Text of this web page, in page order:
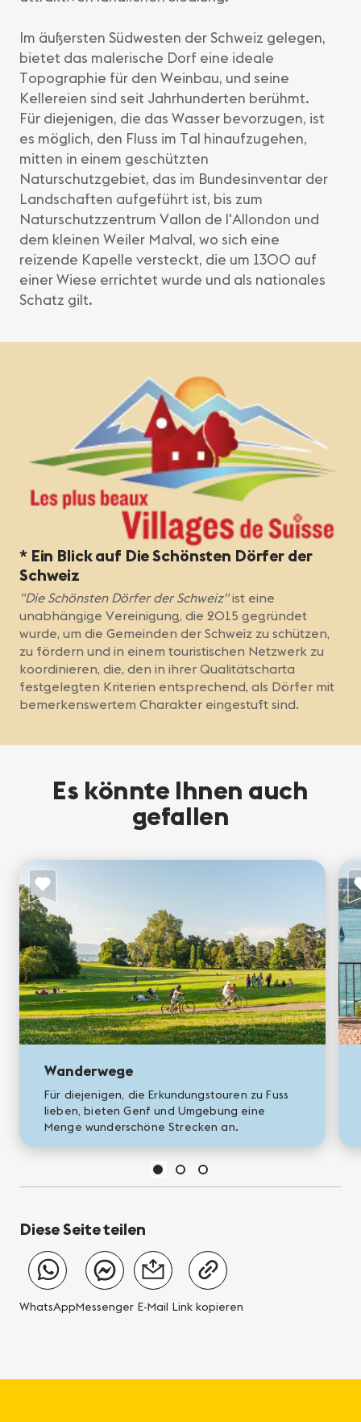
Im äußersten Südwesten der Schweiz gelegen,
bietet das malerische Dorf eine ideale
Topographie für den Weinbau, und seine
Kellereien sind seit Jahrhunderten berühmt.
Für diejenigen, die das Wasser bevorzugen, ist
es möglich, den Fluss im Tal hinaufzugehen,
mitten in einem geschützten
Naturschutzgebiet, das im Bundesinventar der
Landschaften aufgeführt ist, bis zum
Naturschutzzentrum Vallon de l'Allondon und
dem kleinen Weiler Malval, wo sich eine
reizende Kapelle versteckt, die um 1300 auf
einer Wiese errichtet wurde und als nationales
Schatz gilt.
* Ein Blick auf Die Schönsten Dörfer der
Schweiz
"Die Schönsten Dörfer der Schweiz"ist eine
unabhängige Vereinigung, die 2015 gegründet
wurde, um die Gemeinden der Schweiz zu schützen,
zu fördern und in einem touristischen Netzwerk zu
koordinieren, die, den in ihrer Qualitätscharta
festgelegten Kriterien entsprechend, als Dörfer mit
bemerkenswertem Charakter eingestuft sind.
Es könnte Ihnen auch
gefallen
Wanderwege
Für diejenigen, die Erkundungstouren zu Fuss
lieben, bieten Genf und Umgebung eine
Menge wunderschöne Strecken an.
Diese Seite teilen
WhatsAppMessenger E-Mail Link kopieren